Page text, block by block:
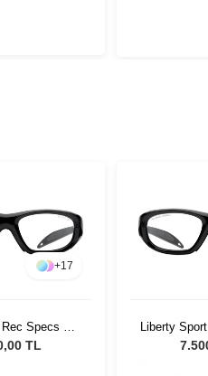
+17
Specs MX
51TL
Liberty
20